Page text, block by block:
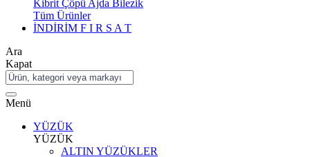
Kibrit Çöpü Ajda Bilezik
Tüm Ürünler
İNDİRİM F I R S A T
Ara
Kapat
Menü
YÜZÜK
YÜZÜK
ALTIN YÜZÜKLER